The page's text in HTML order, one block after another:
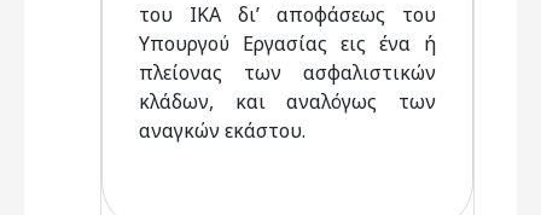
του ΙΚΑ δι’ αποφάσεως του
Υπουργού Εργασίας εις ένα ή
πλείονας των ασφαλιστικών
κλάδων, και αναλόγως των
αναγκών εκάστου.